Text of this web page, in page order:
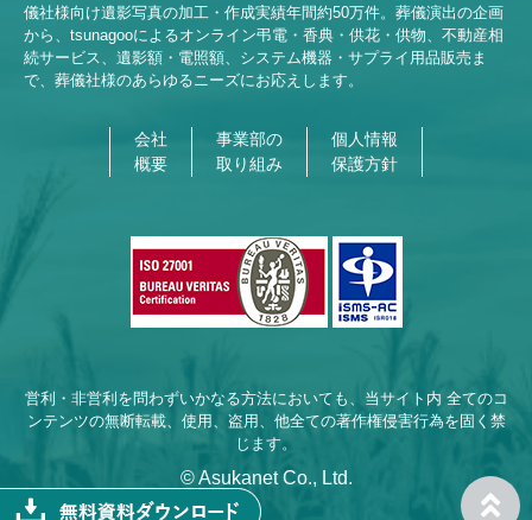
儀社様向け遺影写真の加工・作成実績年間約50万件。葬儀演出の企画
から、tsunagooによるオンライン弔電・香典・供花・供物、不動産相
続サービス、遺影額・電照額、システム機器・サプライ用品販売ま
で、葬儀社様のあらゆるニーズにお応えします。
会社
概要
事業部の
取り組み
個人情報
保護方針
営利・非営利を問わずいかなる方法においても、当サイト内 全てのコ
ンテンツの無断転載、使用、盗用、他全ての著作権侵害行為を固く禁
じます。
© Asukanet Co., Ltd.